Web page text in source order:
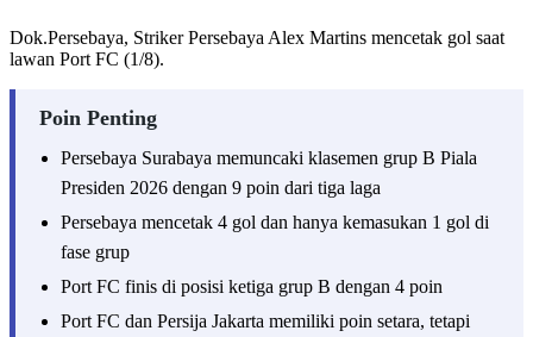
Dok.Persebaya, Striker Persebaya Alex Martins mencetak gol saat
lawan Port FC (1/8).
Poin Penting
Persebaya Surabaya memuncaki klasemen grup B Piala
Presiden 2026 dengan 9 poin dari tiga laga
Persebaya mencetak 4 gol dan hanya kemasukan 1 gol di
fase grup
Port FC finis di posisi ketiga grup B dengan 4 poin
Port FC dan Persija Jakarta memiliki poin setara, tetapi